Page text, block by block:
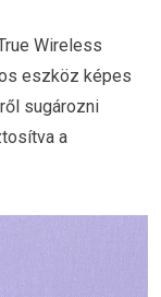
Wireless
eszköz képes
sugározni
a